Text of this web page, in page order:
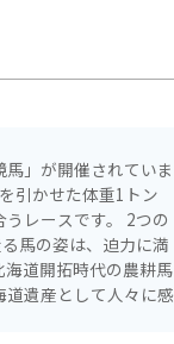
」が開催されていま
引かせた体重1トン
スです。 2つの
馬の姿は、迫力に満
道開拓時代の農耕馬
遺産として人々に感